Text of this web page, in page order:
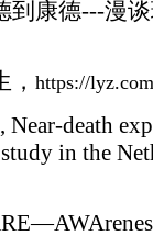
到康德---漫
https://
death
in the